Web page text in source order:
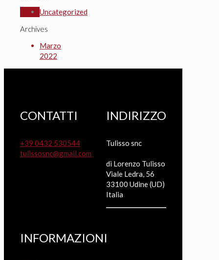
Uncategorized
Archives
Marzo
2022
CONTATTI
+39 0432 530544
tulissosnc@gmail.com
INDIRIZZO
Tulisso snc
di Lorenzo Tulisso
Viale Ledra, 56
33100 Udine (UD)
Italia
INFORMAZIONI